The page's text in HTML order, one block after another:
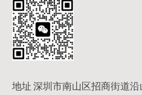
地址 深圳市南山区招商街道